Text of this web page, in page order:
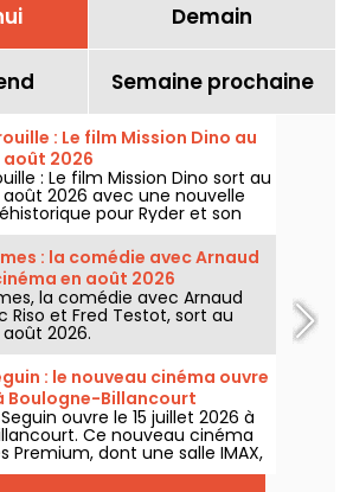
Demain
Semaine prochaine
: Le film Mission Dino au
août 2026
: Le film Mission Dino sort au
2026 avec une nouvelle
pour Ryder et son
: la comédie avec Arnaud
en août 2026
la comédie avec Arnaud
Riso et Fred Testot, sort au
2026.
: le nouveau cinéma ouvre
Boulogne-Billancourt
ouvre le 15 juillet 2026 à
Ce nouveau cinéma
Premium, dont une salle IMAX,
au sein de la Pointe des Arts sur